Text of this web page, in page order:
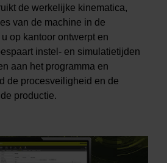
de werkelijke kinematica,
van de machine in de
op kantoor ontwerpt en
instel- en simulatietijden
aan het programma en
de procesveiligheid en de
productie.